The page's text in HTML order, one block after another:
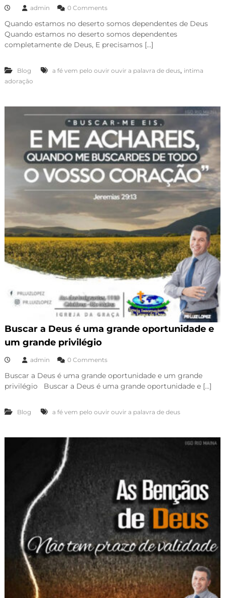
admin 0 Comments
Quando estamos no deserto somos dependentes de Deus
Quando estamos no deserto somos dependentes
completamente de Deus, E precisamos […]
Blog a fé vem pelo ouvir ouvir a palavra de deus, intima
adoração
Buscar a Deus é uma grande oportunidade e
um grande privilégio
admin 0 Comments
Buscar a Deus é uma grande oportunidade e um grande
privilégio Buscar a Deus é uma grande oportunidade e […]
Blog a fé vem pelo ouvir ouvir a palavra de deus